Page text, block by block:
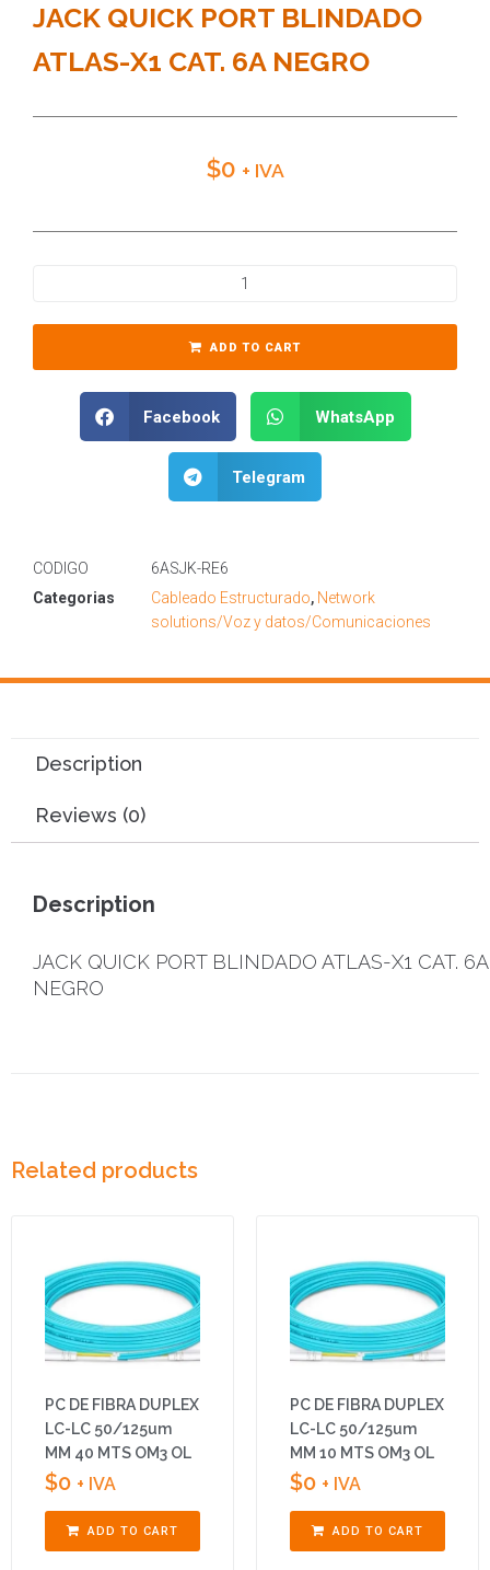
JACK QUICK PORT BLINDADO
ATLAS-X1 CAT. 6A NEGRO
$0 + IVA
ADD TO CART
Facebook WhatsApp
Telegram
CODIGO
6ASJK-RE6
Categorias
Cableado Estructurado, Network
solutions/Voz y datos/Comunicaciones
Description
Reviews (0)
Description
JACK QUICK PORT BLINDADO ATLAS-X1 CAT. 6A
NEGRO
Related products
PC DE FIBRA DUPLEX
LC-LC 50/125um
MM 40 MTS OM3 OL
$0 + IVA
ADD TO CART
PC DE FIBRA DUPLEX
LC-LC 50/125um
MM 10 MTS OM3 OL
$0 + IVA
ADD TO CART